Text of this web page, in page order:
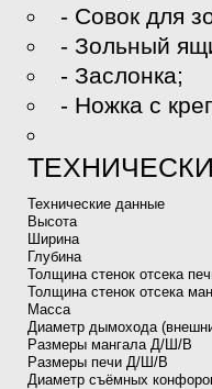
- Совок для
- Зольный
- Заслонка;
- Ножка с
Технические данные
Высота
Ширина
Глубина
Толщина стенок отсека
Толщина стенок отсека
Масса
Диаметр дымохода
Размеры мангала Д/Ш/В
Размеры печи Д/Ш/В
Диаметр съёмных